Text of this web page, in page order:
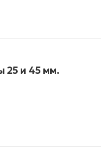
25 и 45 мм.